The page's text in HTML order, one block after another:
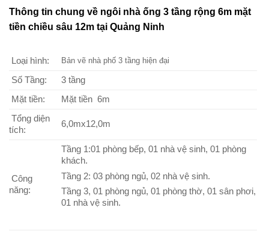
Thông tin chung về ngôi nhà ống 3 tầng rộng 6m mặt
tiền chiều sâu 12m tại Quảng Ninh
Loại hình: Bản vẽ nhà phố 3 tầng hiện đại
Số Tầng:
3 tầng
Mặt tiền:
Mặt tiền 6m
Tổng diện
tích:
6,0mx12,0m
Công
năng:
Tầng 1:01 phòng bếp, 01 nhà vệ sinh, 01 phòng
khách.
Tầng 2: 03 phòng ngủ, 02 nhà vệ sinh.
Tầng 3, 01 phòng ngủ, 01 phòng thờ, 01 sân phơi,
01 nhà vệ sinh.